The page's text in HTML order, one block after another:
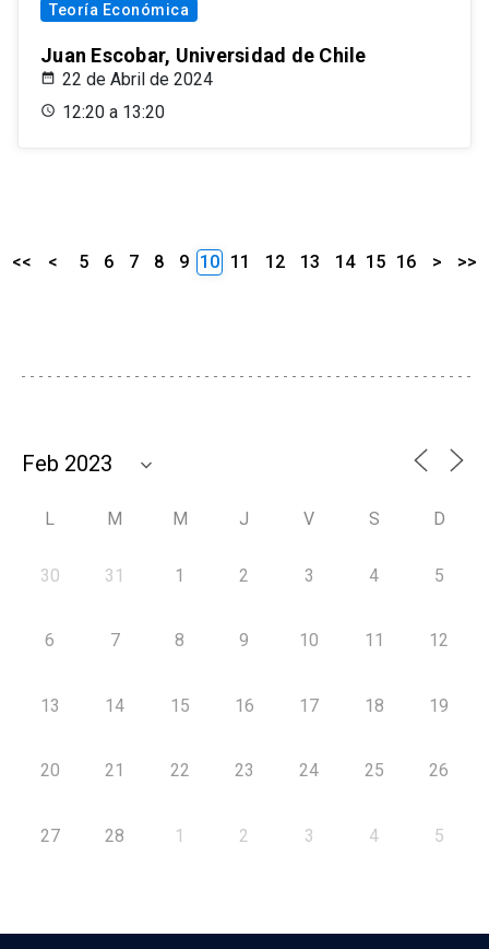
Teoría Económica
Juan Escobar, Universidad de Chile
22 de Abril de 2024
12:20 a 13:20
<< < 5 6 7 8 9 10 11 12 13 14 15 16 > >>
L M M J V S D
30 31 1 2 3 4 5
6 7 8 9 10 11 12
13 14 15 16 17 18 19
20 21 22 23 24 25 26
27 28 1 2 3 4 5